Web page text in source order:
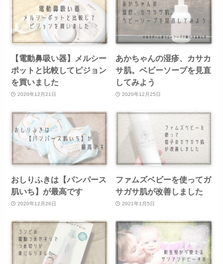
【電動鼻吸い器】メルシー
ポットと比較してピジョン
を買いました
2020年12月21日
あかちゃんの湿疹、カサカ
サ肌。ベビーソープを見直
してみよう
2020年12月25日
おしりふきは【パンパース
肌いち】が最高です
2020年12月26日
ファムズベビーを使ってガ
サガサ肌が改善しました
2021年1月5日